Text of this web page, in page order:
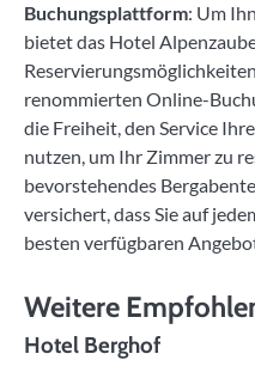
Buchungsplattform: Um
bietet das Hotel
renommierten Online-
die Freiheit, den Service
nutzen, um Ihr Zimmer zu
bevorstehendes
versichert, dass Sie auf
besten verfügbaren
Weitere
Hotel Berghof